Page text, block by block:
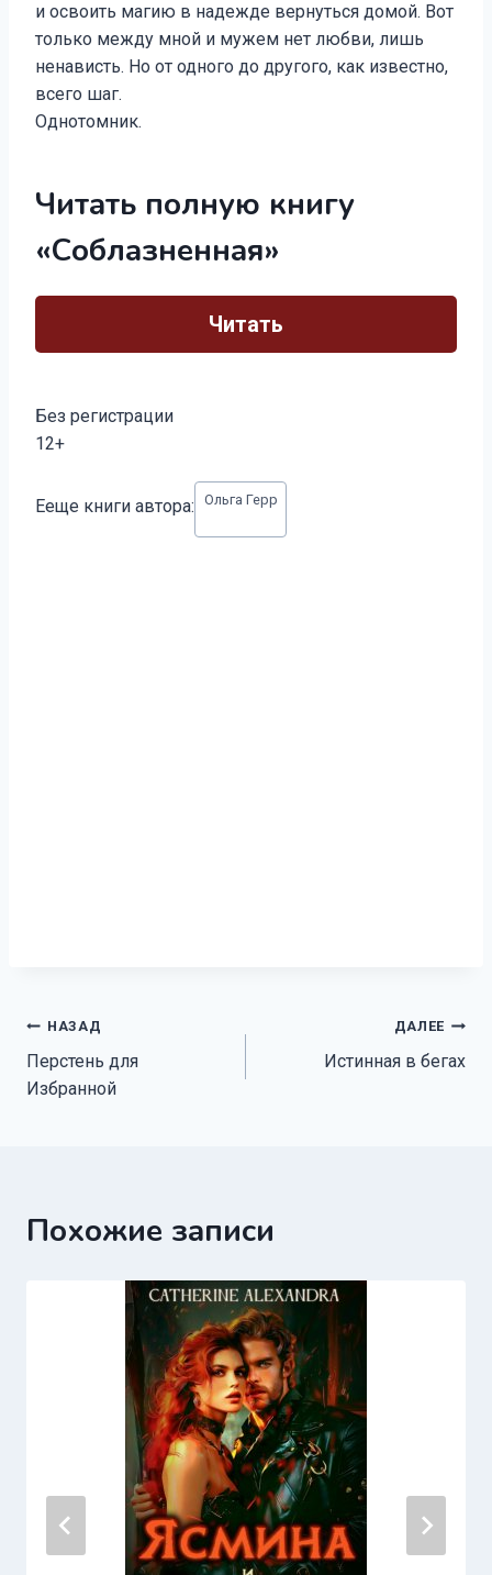
и освоить магию в надежде вернуться домой. Вот
только между мной и мужем нет любви, лишь
ненависть. Но от одного до другого, как известно,
всего шаг.
Однотомник.
Читать полную книгу
«Соблазненная»
Читать
Без регистрации
12+
записи:
Ееще книги автора: Ольга Герр
Навигация
по
НАЗАД
Перстень для
Избранной
ДАЛЕЕ
Истинная в бегах
Похожие записи